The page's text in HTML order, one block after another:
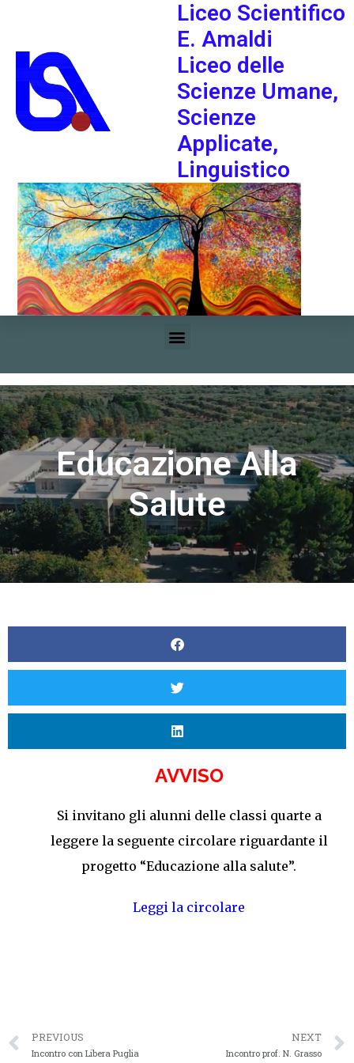
Liceo Scientifico
E. Amaldi
Liceo delle
Scienze Umane,
Scienze
Applicate,
Linguistico
Home»Educazione alla salute
Educazione Alla
Salute
AVVISO
Si invitano gli alunni delle classi quarte a
leggere la seguente circolare riguardante il
progetto “Educazione alla salute”.
Leggi la circolare
PREVIOUS
Incontro con Libera Puglia
NEXT
Incontro prof. N. Grasso